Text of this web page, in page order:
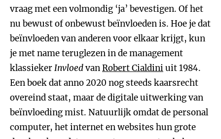
vraag met een volmondig ‘ja’ bevestigen. Of het
nu bewust of onbewust beïnvloeden is. Hoe je dat
beïnvloeden van anderen voor elkaar krijgt, kun
je met name teruglezen in de management
klassiekerInvloedvanRobert Cialdiniuit 1984.
Een boek dat anno 2020 nog steeds kaarsrecht
overeind staat, maar de digitale uitwerking van
beïnvloeding mist. Natuurlijk omdat de personal
computer, het internet en websites hun grote